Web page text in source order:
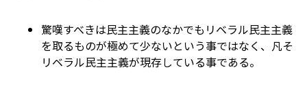
驚嘆すべきは民主主義のなかでもリベラル民主主義
を取るものが極めて少ないという事ではなく、凡そ
リベラル民主主義が現存している事である。